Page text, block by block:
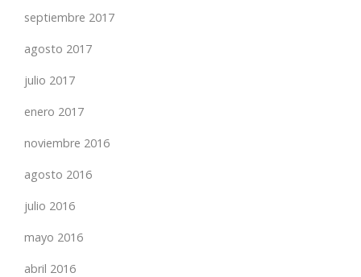
septiembre 2017
agosto 2017
julio 2017
enero 2017
noviembre 2016
agosto 2016
julio 2016
mayo 2016
abril 2016